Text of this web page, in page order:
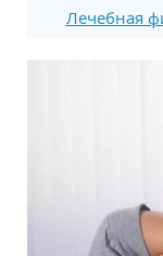
Лечебная